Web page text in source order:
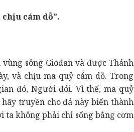
cám dỗ”.
sông Giođan và được Thánh
và chịu ma quỷ cám dỗ. Trong
đó, Người đói. Vì thế, ma quỷ
truyền cho đá này biến thành
ta không phải chỉ sống bằng cơm